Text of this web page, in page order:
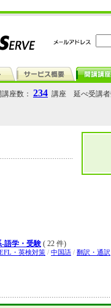
座数： 234 講座 延べ受講
-語学・受験 ( 22 件)
・英検対策 / 中国語 / 翻訳・通訳